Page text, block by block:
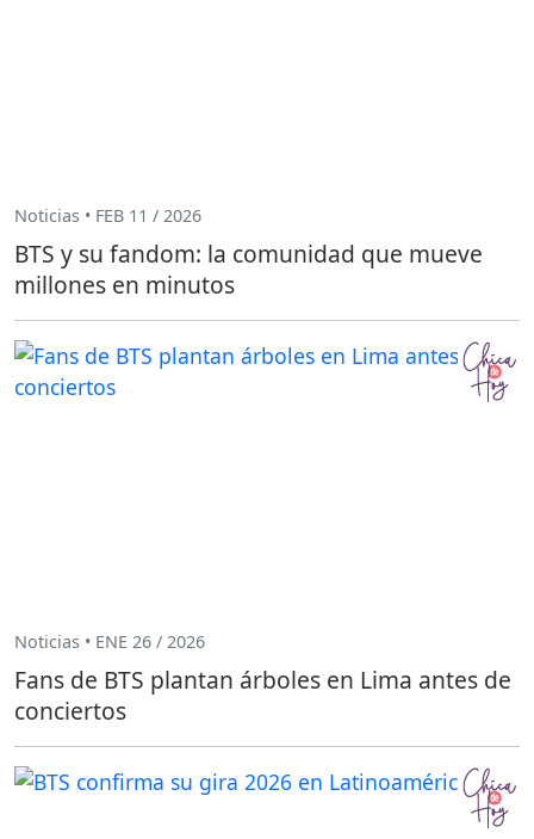
Noticias • FEB 11 / 2026
BTS y su fandom: la comunidad que mueve
millones en minutos
Noticias • ENE 26 / 2026
Fans de BTS plantan árboles en Lima antes de
conciertos